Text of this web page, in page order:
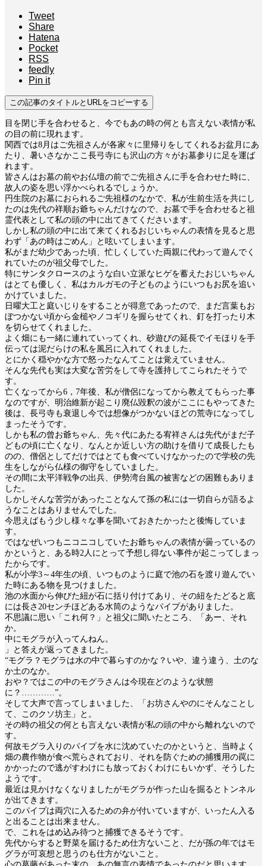
Tweet
Share
Hatena
Pocket
RSS
feedly
Pin it
この記事のタイトルとURLをコピーする
目を閉じ手を合わせると、今でもあの時の何とも言えない表情が私
の目の前に現れます。
関西では8月はご先祖さんが各家々に里帰りをしてくれるお盆月にあ
たり、暑いさなかここ長弓寺にも沢山の方々がお墓参りに足を運ば
れます。
皆さんはお墓の前やお仏壇の前でご先祖さんに手を合わせた時に、
故人の姿を思い浮かべられるでしょうか。
円生院のお墓におられるご先祖様のなかで、私が生前生活を共にし
たのは先代の祥順お爺ちゃんだけなので、お墓で手を合わせると祖
霊代表として私の頭の中に出てきてくださいます。
しかし私の頭の中に出て来てくれるおじいちゃんの表情を見ると思
わず「あの時はごめん」と呟いてしまいます。
私がまだ幼少であった頃、忙しくしていた両親に代わって遊んでく
れていたのが祖父母でした。
特にサンタクロースのような白い立派なヒゲを蓄えたおじいちゃん
はとても優しく、私はカルガモの子どものようにいつもお尻を追い
かけていました。
日曜大工と庭いじりをすることが得意であったので、まだ言葉もお
ぼつかない頃から金槌やノコギリを握らせてくれ、釘を打ったり木
を切らせてくれました。
よく畑にも一緒に連れていってくれ、砂遊びの延長でイモほりを手
伝っては泥だらけの私を風呂に入れてくれました。
とにかく穏やかな方で怒ったなんてことは覚えていません。
そんな先代も実は大変な苦労をして寺を護持してこられたそうで
す。
亡くなってから6，7年後、私が僧侶になってから教えてもらった事
なのですが、明治維新が起こり廃仏毀釈の波がここにもやってきた
後は、長弓寺も衰退し今では想像がつかないほどの荒寺になってし
まったそうです。
しかも私の曾お爺ちゃん、先々代にあたる宥祥さんは先代がまだ子
どもの頃に亡くなり、なんとか近しい方の助けを借りて成長したも
のの、僧侶としてだけではとても食べていけなかったので学校の先
生をしながら仏様の御守をしていました。
その間に太平洋戦争の出兵、伊勢湾台風の被害などの困難もありま
した。
しかしそんな苦労があったことなんて孫の私には一切自らが語るよ
うなことはありませんでした。
今思えばもう少し様々な事を聞いておきたかったと後悔していま
す。
ではなぜいつもニコニコしていたお爺ちゃんの表情が曇っているの
かというと、ある時2人にとって予想し得ない事件が起こってしまっ
たからです。
私が小学3～4年生の頃、いつものように庭で池の石を渡り遊んでい
た時にある物を見つけました。
池の水面から伸びた紐が石に括り付けてあり、その紐をたどると底
には長さ20センチほどある水筒のようなパイプがありました。
不思議に思い「これ何？」と祖父に聞いたところ、「あー、それ
か。
中にモグラが入ってんねん。
」と答えが返ってきました。
“モグラ？モグラは水の中で暮らすのかな？いや、違う違う、土のな
か土のなか。
おや？ではこの中のモグラさんは今現在どのような状態
に？…………”。
そして大声で言ってしまいました、「お坊さんやのにそんなことし
て、このクソ坊主」と。
その時の祖父の何とも言えない表情が私の頭の中から離れないので
す。
何故モグラ入りのパイプを水に沈めていたのかというと、当時よく
畑の農作物が食べ荒らされており、それを防ぐための捕獲用の罠に
かかったので逃がすわけにも放っておくわけにもいかず、そうした
ようです。
最近は見かけなくなりましたがモグラが作った山を掘るとトンネル
が出てきます。
このパイプは両穴に入るための弁が付いていますが、いったん入る
と出ることは出来ません。
で、これをはめ込み待つと捕獲できるそうです。
先代からすると野菜を届けるため仕方ないこと、だが孫の年ではモ
グラが可哀想と思うのも仕方がないこと。